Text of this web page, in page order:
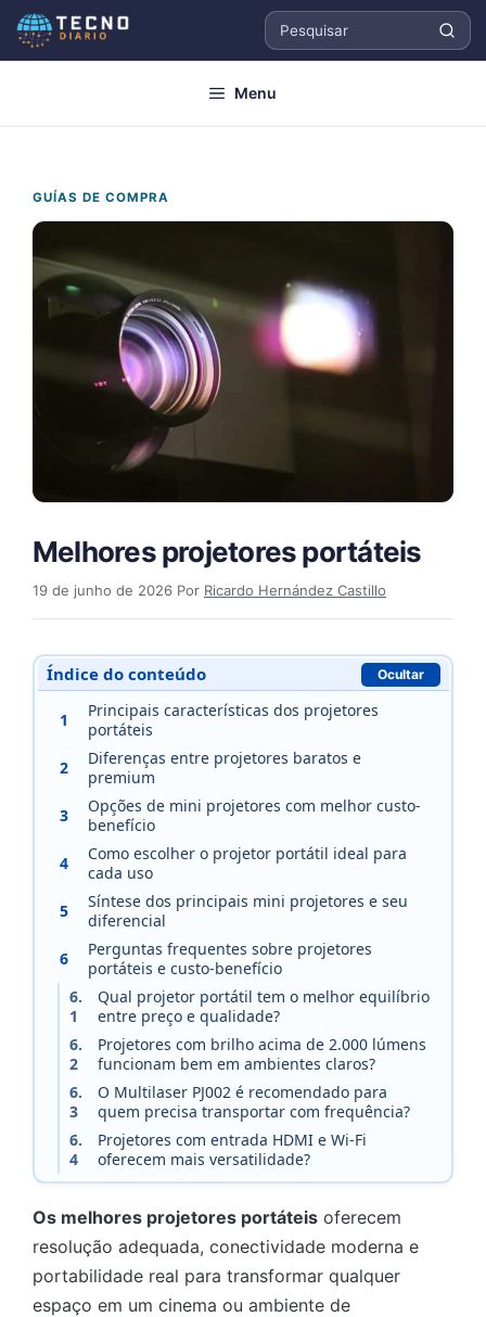
Pular
para
Pesquisar
Menu
GUÍAS DE COMPRA
Melhores projetores portáteis
19 de junho de 2026 Por Ricardo Hernández Castillo
Índice do conteúdo Ocultar
1
Principais características dos projetores
portáteis
2
Diferenças entre projetores baratos e
premium
3
Opções de mini projetores com melhor custo-
benefício
4
Como escolher o projetor portátil ideal para
cada uso
5
Síntese dos principais mini projetores e seu
diferencial
6
Perguntas frequentes sobre projetores
portáteis e custo-benefício
6.
1
Qual projetor portátil tem o melhor equilíbrio
entre preço e qualidade?
6.
2
Projetores com brilho acima de 2.000 lúmens
funcionam bem em ambientes claros?
6.
3
O Multilaser PJ002 é recomendado para
quem precisa transportar com frequência?
6.
4
Projetores com entrada HDMI e Wi-Fi
oferecem mais versatilidade?
Os melhores projetores portáteis oferecem
resolução adequada, conectividade moderna e
portabilidade real para transformar qualquer
espaço em um cinema ou ambiente de